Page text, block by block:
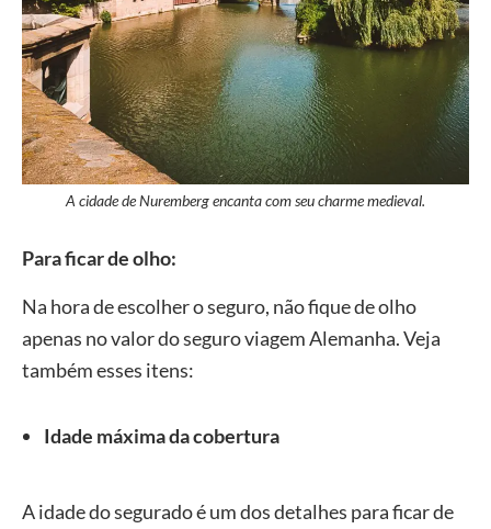
A cidade de Nuremberg encanta com seu charme medieval.
Para ficar de olho:
Na hora de escolher o seguro, não fique de olho
apenas no valor do seguro viagem Alemanha. Veja
também esses itens:
Idade máxima da cobertura
A idade do segurado é um dos detalhes para ficar de